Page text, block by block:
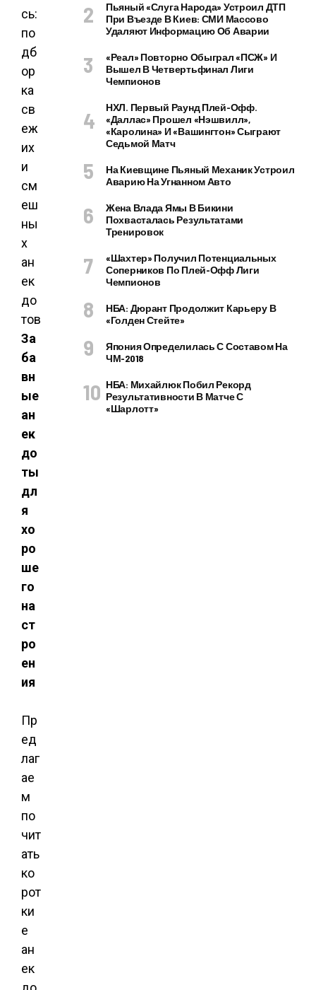
За
ба
вн
ые
ан
ек
до
ты
дл
я
хо
ро
ше
го
на
ст
ро
ен
ия
Пр
ед
лаг
ае
м
по
чит
ать
ко
рот
ки
е
ан
ек
Пьяный «слуга Народа» Устроил ДТП
При Въезде В Киев: СМИ Массово
Удаляют Информацию Об Аварии
«Реал» Повторно Обыграл «ПСЖ» И
Вышел В Четвертьфинал Лиги
Чемпионов
НХЛ. Первый Раунд Плей-Офф.
«Даллас» Прошел «Нэшвилл»,
«Каролина» И «Вашингтон» Сыграют
Седьмой Матч
На Киевщине Пьяный Механик Устроил
Аварию На Угнанном Авто
Жена Влада Ямы В Бикини
Похвасталась Результатами
Тренировок
«Шахтер» Получил Потенциальных
Соперников По Плей-Офф Лиги
Чемпионов
НБА: Дюрант Продолжит Карьеру В
«Голден Стейте»
Япония Определилась С Составом На
ЧМ-2018
НБА: Михайлюк Побил Рекорд
Результативности В Матче С
«Шарлотт»